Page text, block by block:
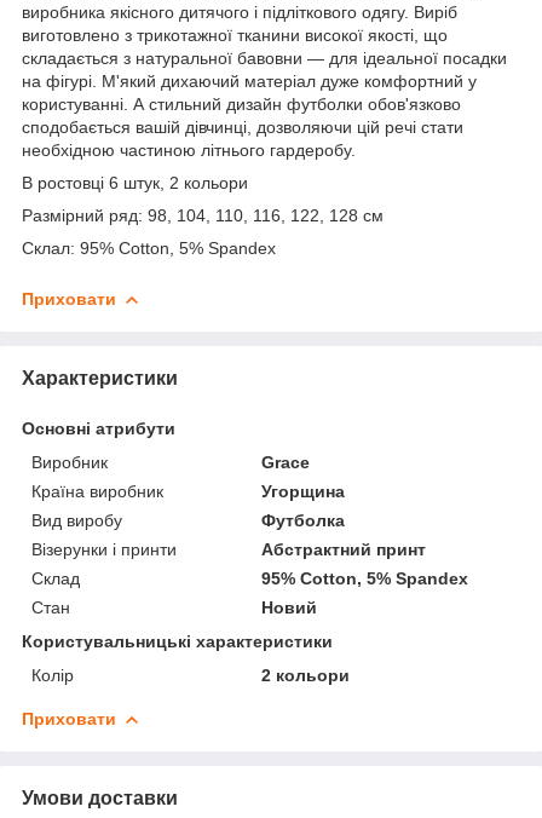
виробника якісного дитячого і підліткового одягу. Виріб
виготовлено з трикотажної тканини високої якості, що
складається з натуральної бавовни — для ідеальної посадки
на фігурі. М'який дихаючий матеріал дуже комфортний у
користуванні. А стильний дизайн футболки обов'язково
сподобається вашій дівчинці, дозволяючи цій речі стати
необхідною частиною літнього гардеробу.
В ростовці 6 штук, 2 кольори
Размірний ряд: 98, 104, 110, 116, 122, 128 см
Склал: 95% Cotton, 5% Spandex
Приховати
Характеристики
Основні атрибути
Виробник
Grace
Країна виробник
Угорщина
Вид виробу
Футболка
Візерунки і принти
Абстрактний принт
Склад
95% Cotton, 5% Spandex
Стан
Новий
Користувальницькі характеристики
Колір
2 кольори
Приховати
Умови доставки